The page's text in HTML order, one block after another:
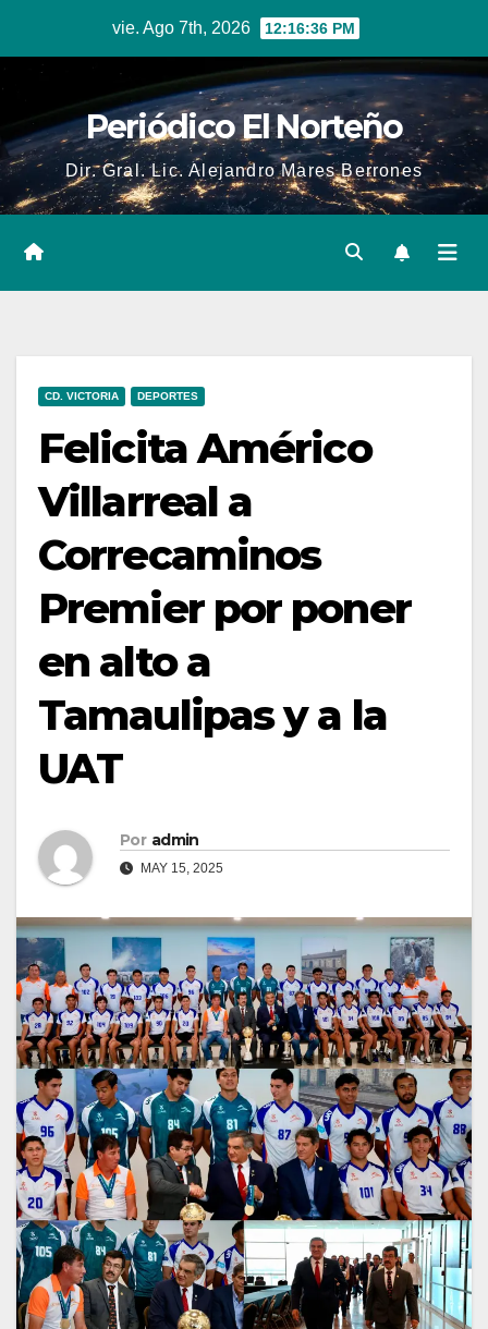
vie. Ago 7th, 2026 12:16:37 PM
Periódico El Norteño
Dir. Gral. Lic. Alejandro Mares Berrones
CD. VICTORIA DEPORTES
Felicita Américo
Villarreal a
Correcaminos
Premier por poner
en alto a
Tamaulipas y a la
UAT
Por admin
MAY 15, 2025